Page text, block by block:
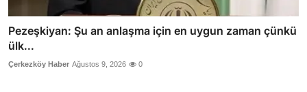
Pezeşkiyan: Şu an anlaşma için en uygun zaman çünkü
ülk...
Çerkezköy Haber Ağustos 9, 2026 0